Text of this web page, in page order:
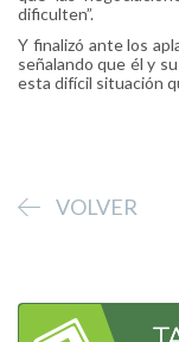
dificulten”.
Y finalizó ante los
señalando que él y
esta difícil situación
VOLVER